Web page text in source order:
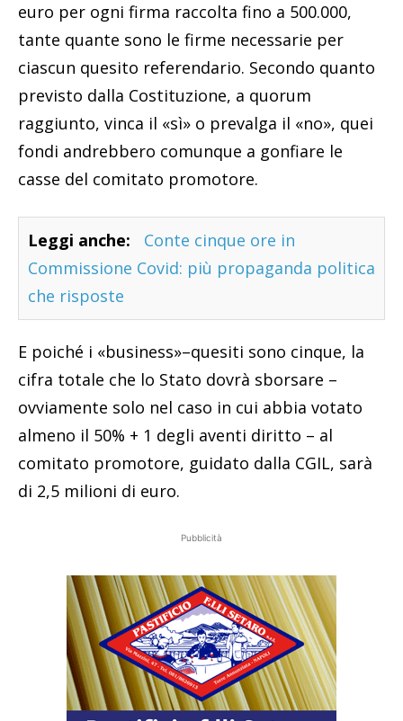
euro per ogni firma raccolta fino a 500.000,
tante quante sono le firme necessarie per
ciascun quesito referendario. Secondo quanto
previsto dalla Costituzione, a quorum
raggiunto, vinca il «sì» o prevalga il «no», quei
fondi andrebbero comunque a gonfiare le
casse del comitato promotore.
Leggi anche:
Conte cinque ore in
Commissione Covid: più propaganda politica
che risposte
E poiché i «business»–quesiti sono cinque, la
cifra totale che lo Stato dovrà sborsare –
ovviamente solo nel caso in cui abbia votato
almeno il 50% + 1 degli aventi diritto – al
comitato promotore, guidato dalla CGIL, sarà
di 2,5 milioni di euro.
Pubblicità